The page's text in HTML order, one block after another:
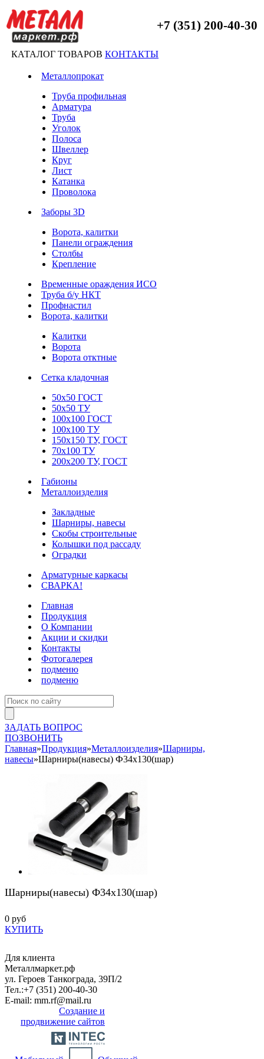
+7 (351) 200-40-30
КАТАЛОГ ТОВАРОВ КОНТАКТЫ
Металлопрокат
Труба профильная
Арматура
Труба
Уголок
Полоса
Швеллер
Круг
Лист
Катанка
Проволока
Заборы 3D
Ворота, калитки
Панели ограждения
Столбы
Крепление
Временные ораждения ИСО
Труба б/у НКТ
Профнастил
Ворота, калитки
Калитки
Ворота
Ворота отктные
Сетка кладочная
50х50 ГОСТ
50х50 ТУ
100х100 ГОСТ
100х100 ТУ
150х150 ТУ, ГОСТ
70х100 ТУ
200х200 ТУ, ГОСТ
Габионы
Металлоизделия
Закладные
Шарниры, навесы
Скобы строительные
Колышки под рассаду
Оградки
Арматурные каркасы
СВАРКА!
Главная
Продукция
О Компании
Акции и скидки
Контакты
Фотогалерея
подменю
подменю
ЗАДАТЬ ВОПРОС
ПОЗВОНИТЬ
Главная»Продукция»Металлоизделия»Шарниры,
навесы»Шарниры(навесы) Ф34х130(шар)
Шарниры(навесы) Ф34х130(шар)
0 руб
КУПИТЬ
Для клиента
Металлмаркет.рф
ул. Героев Танкограда, 39П/2
Тел.:+7 (351) 200-40-30
E-mail: mm.rf@mail.ru
Создание и
продвижение сайтов